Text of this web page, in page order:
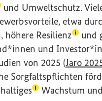
Eintrag zum
und Umweltschutz.
etwa
höhere Resilienz
und
und
von 2025 (Jaro
Sorgfaltspflichten
(Lexikon-
Wachstum